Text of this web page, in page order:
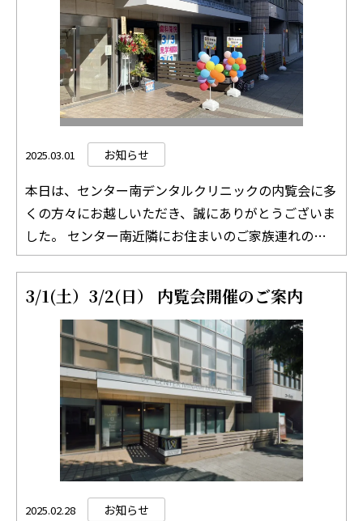
なりやすくなる このような、口腔内のトラブルが起
こりやすくなります。 また、重度の歯周病が早産や
低体重児出産のリスクを高めることも報告されていま
す。 生まれてくる赤ちゃんの健康のためにも、 妊娠
中に一度、お口の中のチェックを受けておくことをお
すすめします。 妊婦歯科健診の概要 ・対象者：横浜
市に住民登録がある妊婦の方 ・受診回数：妊娠中に1
回（無料） ・おすすめの受診時期：妊娠12週～27週
ごろ ・健診内容：歯科医師による視診（虫歯・歯
石・歯肉の炎症の有無の確認）と、歯科保健指導
※レントゲン検査は行いませんので、ご安心くださ
い。 ・費用：無料（受診券をお持ちください） 受診
時に必要なもの ・妊婦歯科健康診査 受診券（母子手
帳と一緒に配布されます） ・母子健康手帳 ・産婦人
科の診察券 注意事項 ・健診の結果、治療が必要な場
合は、医療保険による治療費がかかります。 ・市外に
転出された方は、受診券は使用できません。 ・受診
券の交付を受けず、歯科健診を受診した場合の費用の
払い戻しは行いません。 ・受診券を利用できる期間
は、妊娠期間中のみです。出産後は使用できませんの
でご注意ください。 参考：横浜市「妊婦歯科健康診
査」 ご予約について 妊婦歯科健診は予約制です。 ご
希望の方は、当院までお電話または受付にて「妊婦歯
2025.03.01 お知らせ
本日は、センター南デンタルクリニックの内覧会に多
くの方々にお越しいただき、誠にありがとうございま
した。 センター南近隣にお住まいのご家族連れの方
から、80代の方まで、幅広い年齢層の方々にご来場い
ださった方もいらっしゃり、大変嬉しく思います。 ご
来場いただいた皆さまからは、 「女性のドクターで
安心しました！」 「今通っている歯科医院が遠く、
近くで探していました」 「内覧会で事前に院長と話
せるのは安心ですね」 といったお声をたくさんいた
だいています。また、駅やバスロータリーからのアク
セスの良さについても、多くの方に喜んでいただけま
した。 本日、皆さまとお話をさせていただく中で、
センター南の皆さまの歯やお口の健康への関心の高さ
を改めて実感しました。 明日はいよいよ内覧会の最
3/1(土）3/2(日） 内覧会開催のご案内
2025.02.28 お知らせ